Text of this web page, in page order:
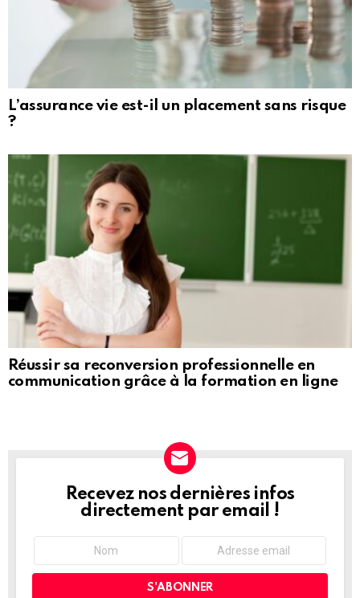
L’assurance vie est-il un placement sans risque
?
Réussir sa reconversion professionnelle en
communication grâce à la formation en ligne
NEWSLETTER
Recevez nos dernières infos
directement par email !